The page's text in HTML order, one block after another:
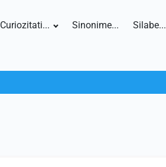
Curiozitati... Sinonime... Silabe...